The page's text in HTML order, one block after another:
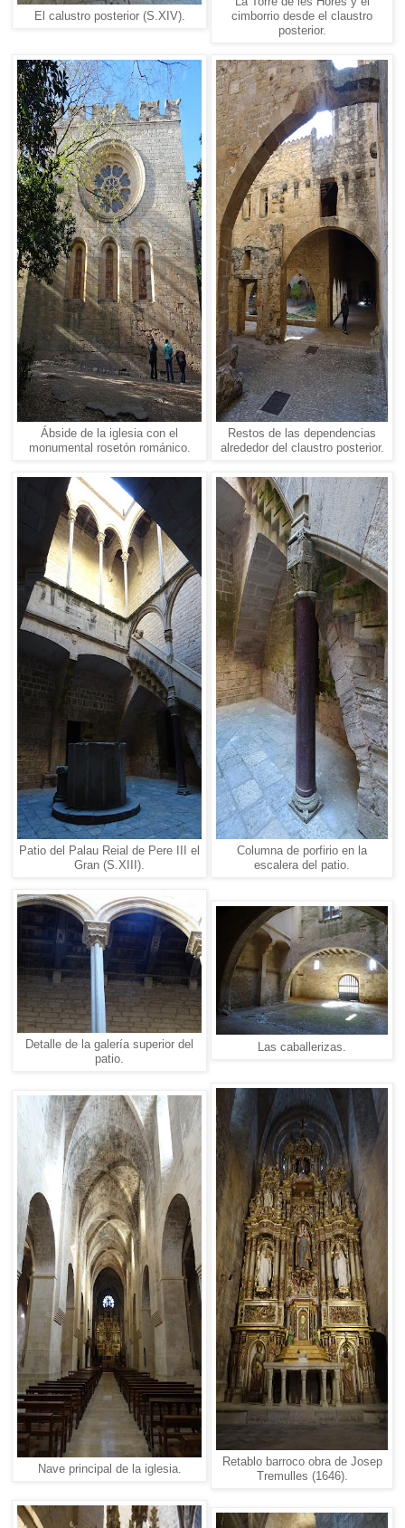
El calustro posterior (S.XIV).
cimborrio desde el claustro
posterior.
Ábside de la iglesia con el
monumental rosetón románico.
Restos de las dependencias
alrededor del claustro posterior.
Patio del Palau Reial de Pere III el
Gran (S.XIII).
Columna de porfirio en la
escalera del patio.
Detalle de la galería superior del
patio.
Las caballerizas.
Nave principal de la iglesia.
Retablo barroco obra de Josep
Tremulles (1646).